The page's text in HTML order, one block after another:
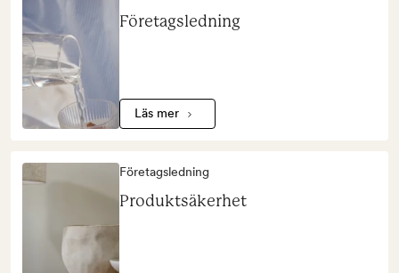
Företagsledning
Läs mer
Företagsledning
Produktsäkerhet